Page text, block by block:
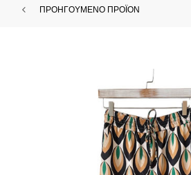
ΠΡΟΗΓΟΎΜΕΝΟ ΠΡΟΪΌΝ